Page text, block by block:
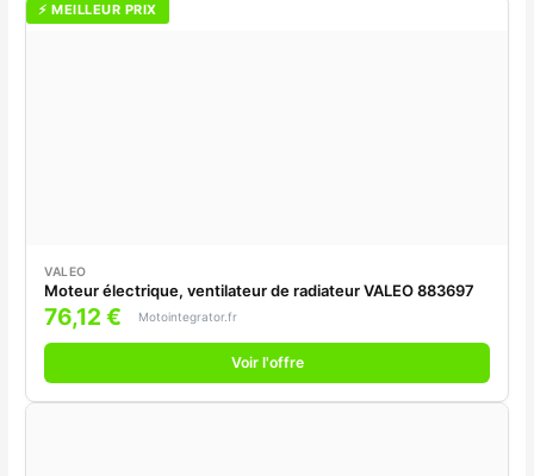
⚡ MEILLEUR PRIX
VALEO
Moteur électrique, ventilateur de radiateur VALEO 883697
76,12 € Motointegrator.fr
Voir l'offre